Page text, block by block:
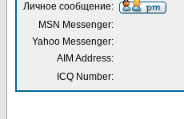
Личное сообщение:
MSN Messenger:
Yahoo Messenger:
AIM Address:
ICQ Number: